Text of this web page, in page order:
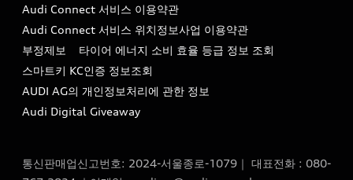
서비스 센터
서비스 프로그램
아우디 e-tron 케어 프로그램
사설수리업체를 위한 권고사항
아우디 스토리
아우디 브랜드 히스토리
quattro 시스템
Audi Connect 서비스 이용약관
Audi Connect 서비스 위치정보사업 이용약관
부정제보
타이어 에너지 소비 효율 등급 정보 조회
스마트키 KC인증 정보조회
AUDI AG의 개인정보처리에 관한 정보
Audi Digital Giveaway
통신판매업신고번호: 2024-서울종로-1079｜ 대표전화 : 080-